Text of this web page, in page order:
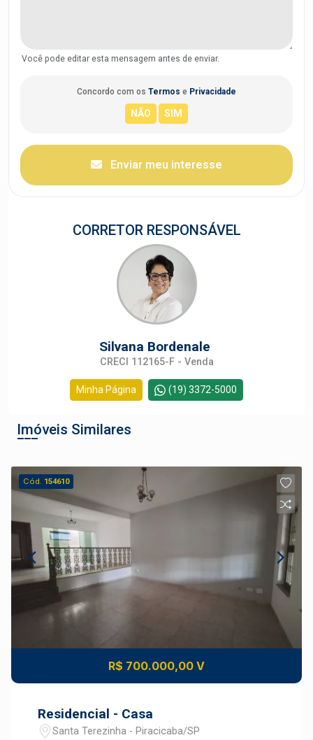
Você pode editar esta mensagem antes de enviar.
Concordo com os Termos e Privacidade
Enviar meu interesse
CORRETOR RESPONSÁVEL
Silvana Bordenale
CRECI 112165-F - Venda
Minha Página (19) 3372-5000
Imóveis Similares
Cód. 154610
R$ 700.000,00 V
Residencial - Casa
Santa Terezinha - Piracicaba/SP